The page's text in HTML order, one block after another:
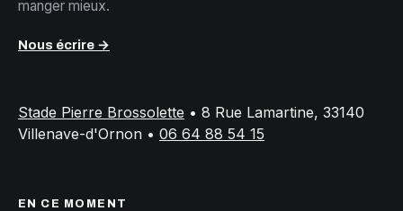
manger mieux.
Nous écrire →
Stade Pierre Brossolette • 8 Rue Lamartine, 33140
Villenave-d'Ornon • 06 64 88 54 15
EN CE MOMENT